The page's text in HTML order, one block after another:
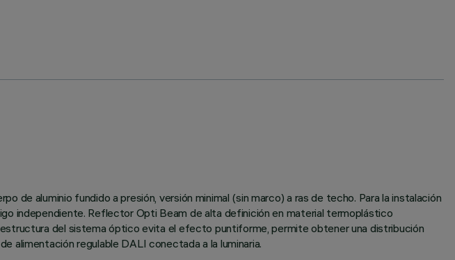
de aluminio fundido a presión, versión minimal (sin marco) a ras de techo. Para la instalación
independiente. Reflector Opti Beam de alta definición en material termoplástico
del sistema óptico evita el efecto puntiforme, permite obtener una distribución
alimentación regulable DALI conectada a la luminaria.